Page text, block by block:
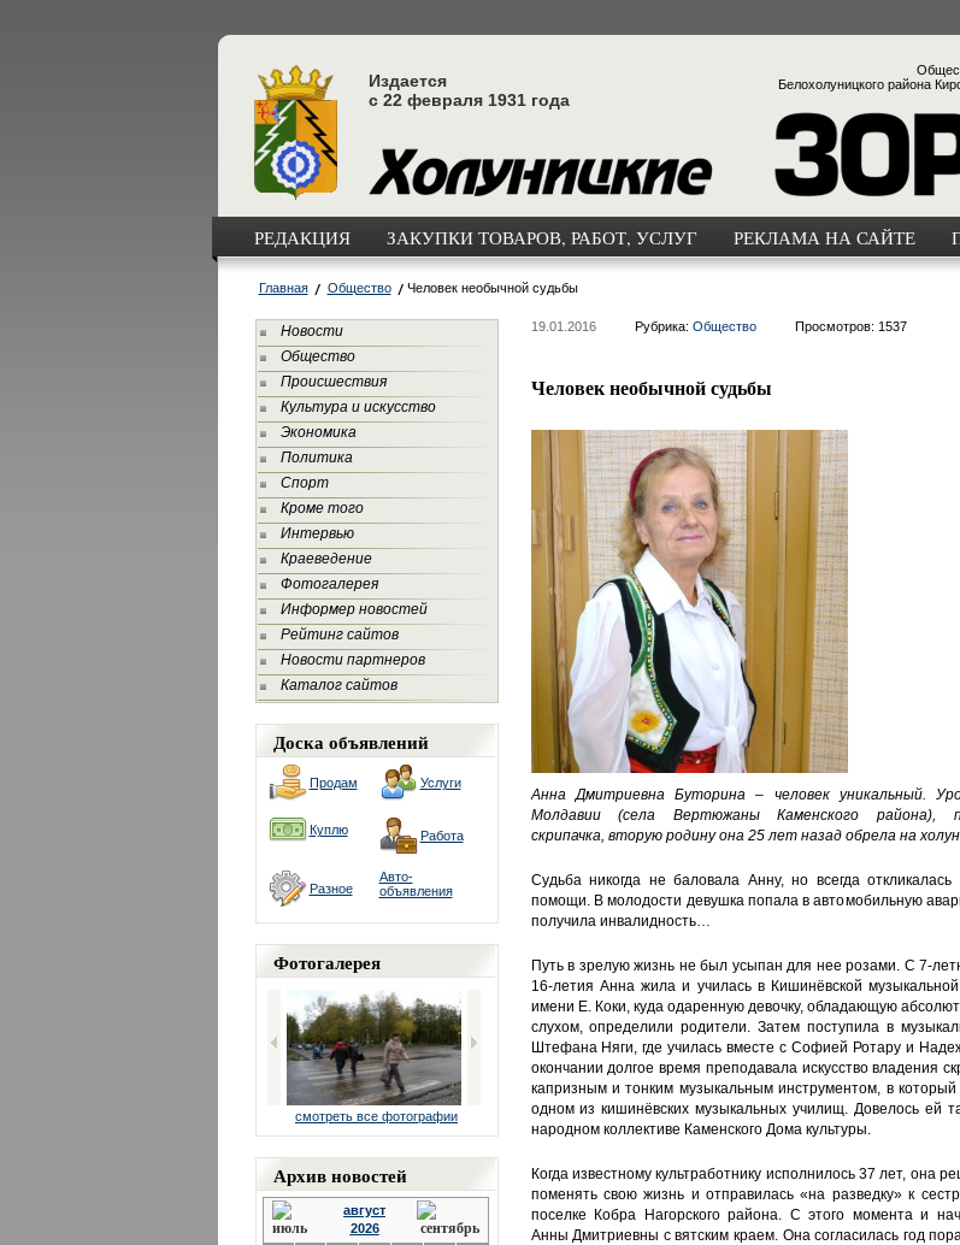
Издается
с 22 февраля 1931 года
Белохолуницкого района
РЕДАКЦИЯ ЗАКУПКИ ТОВАРОВ, РАБОТ, УСЛУГ РЕКЛАМА НА САЙТЕ
Главная Общество Человек необычной судьбы
Новости
Общество
Происшествия
Культура и искусство
Экономика
Политика
Спорт
Кроме того
Интервью
Краеведение
Фотогалерея
Информер новостей
Рейтинг сайтов
Новости партнеров
Каталог сайтов
Доска объявлений
Продам Услуги
Куплю Работа
Разное
Авто-
объявления
Фотогалерея
смотреть все фотографии
Архив новостей
август
2026
19.01.2016 Рубрика: Общество Просмотров: 1537
Человек необычной судьбы
Анна Дмитриевна Буторина – человек уникальный.
Молдавии (села Вертюжаны Каменского района),
скрипачка, вторую родину она 25 лет назад обрела на
Судьба никогда не баловала Анну, но всегда
помощи. В молодости девушка попала в автомобильную
получила инвалидность…
Путь в зрелую жизнь не был усыпан для нее розами. С 7-
16-летия Анна жила и училась в Кишинёвской
имени Е. Коки, куда одаренную девочку, обладающую
слухом, определили родители. Затем поступила в
Штефана Няги, где училась вместе с Софией Ротару и
окончании долгое время преподавала искусство владения
капризным и тонким музыкальным инструментом, в
одном из кишинёвских музыкальных училищ. Довелось ей
народном коллективе Каменского Дома культуры.
Когда известному культработнику исполнилось 37 лет, она
поменять свою жизнь и отправилась «на разведку» к
поселке Кобра Нагорского района. С этого момента и
Анны Дмитриевны с вятским краем. Она согласилась год